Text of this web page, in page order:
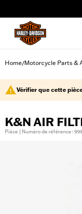
Home/Motorcycle Parts &
Vérifier que cette
K&N AIR
Pièce | Numéro de référence :